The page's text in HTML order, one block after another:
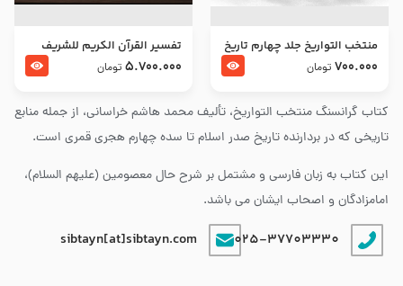
کتاب گرانسنگ منتخب التواريخ، تألیف محمد هاشم خراسانی، از جمله منابع
تاریخی که در بردارنده تاریخ صدر اسلام تا سده چهارم هجری قمری است.
این کتاب به زبان فارسی و مشتمل بر شرح حال معصومین (علیهم السلام)،
امامزادگان و اصحاب ایشان می باشد.
025-37703330
sibtayn[at]sibtayn.com
منتخب التواریخ جلد چهارم تاریخ
امام زین العابدین و امام محمد
700.000 تومان
تفسير القرآن الكريم للشريف
المرتضي قدس سرّه
5.700.000 تومان